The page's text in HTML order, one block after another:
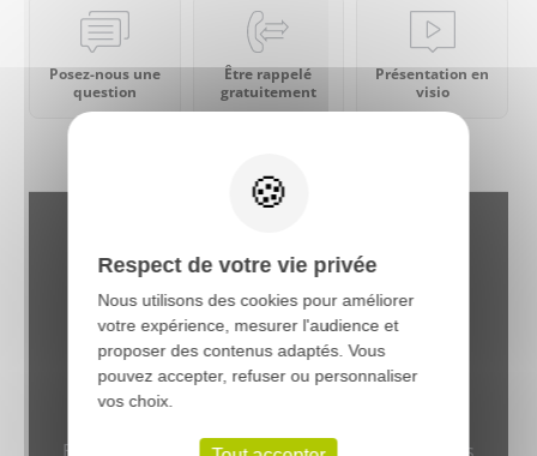
Posez-nous une
question
Être rappelé
gratuitement
Présentation en
visio
GARANTIE CARROSSIER CONSTRUCTEUR
Respect de votre vie privée
Nous utilisons des cookies pour améliorer
votre expérience, mesurer l'audience et
proposer des contenus adaptés. Vous
pouvez accepter, refuser ou personnaliser
vos choix.